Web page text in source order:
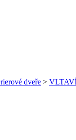
dveře >